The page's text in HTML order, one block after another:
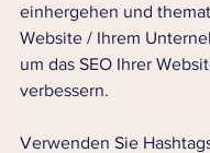
einhergehen und
Website / Ihrem
um das SEO Ihrer
verbessern.
Verwenden Sie